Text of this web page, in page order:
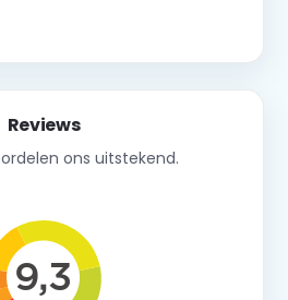
Reviews
ons uitstekend.